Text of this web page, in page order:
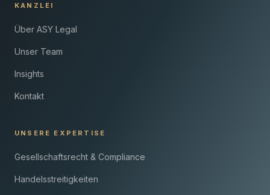
KANZLEI
Über ASY Legal
Unser Team
Insights
Kontakt
UNSERE EXPERTISE
Gesellschaftsrecht & Compliance
Handelsstreitigkeiten